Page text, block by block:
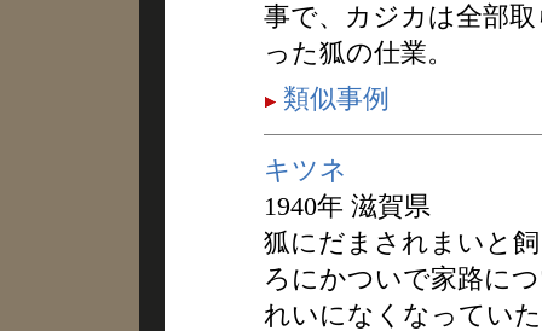
事で、カジカは全部
った狐の仕業。
類似事例
キツネ
1940年 滋賀県
狐にだまされまいと
ろにかついで家路に
れいになくなってい